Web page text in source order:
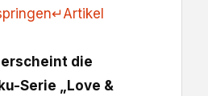
↵Artikel
die
Serie „Love &